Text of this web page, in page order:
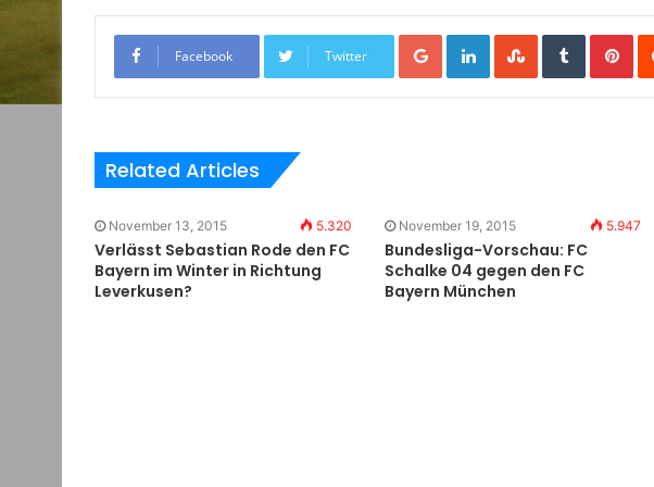
Facebook Twitter
Google+ LinkedIn StumbleUpon Tumblr Pinterest
Related Articles
November 13, 2015 5.320
Verlässt Sebastian Rode den FC
Bayern im Winter in Richtung
Leverkusen?
November 19, 2015 5.947
Bundesliga-Vorschau: FC
Schalke 04 gegen den FC
Bayern München